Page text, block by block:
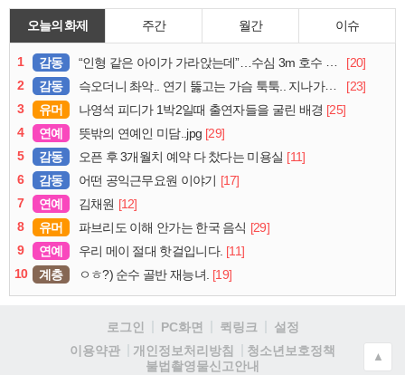
오늘의 화제 주간 월간 이슈
1 감동 “인형 같은 아이가 가라앉는데”…수심 3m 호수 뛰어든 60대 의인
[20]
2
감동 슥오더니 촤악.. 연기 뚫고는 가슴 툭툭.. 지나가던 아재의 정체
[23]
3
유머 나영석 피디가 1박2일때 출연자들을 굴린 배경 [25]
4
연예 뜻밖의 연예인 미담..jpg [29]
5
감동 오픈 후 3개월치 예약 다 찼다는 미용실 [11]
6
감동 어떤 공익근무요원 이야기 [17]
7
연예 김채원 [12]
8
유머 파브리도 이해 안가는 한국 음식 [29]
9
연예 우리 메이 절대 핫걸입니다. [11]
10
계층 ㅇㅎ?) 순수 골반 재능녀. [19]
로그인 PC화면 퀵링크
설정
이용약관
개인정보처리방침
청소년보호정책
불법촬영물신고안내
▲